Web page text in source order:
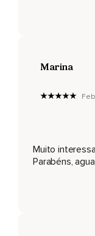
Marina
Muito
Parabéns,